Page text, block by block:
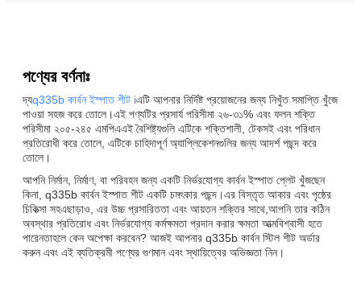
পণ্যের বর্ণনাঃ
দ্যq335b কার্বন ইস্পাত শীট iএটি আপনার নির্দিষ্ট প্রয়োজনের জন্য নিখুঁত সমাপ্তি খুঁজে
পাওয়া সহজ করে তোলে।এই পণ্যটির প্রসার্য পরিসীমা ২৬-৩১% এবং ফলন শক্তি
পরিসীমা ২০৫-২৪৫ এমপিএএই বৈশিষ্ট্যগুলি এটিকে শক্তিশালী, টেকসই এবং পরিধান
প্রতিরোধী করে তোলে, এটিকে চাহিদাপূর্ণ অ্যাপ্লিকেশনগুলির জন্য আদর্শ পছন্দ করে
তোলে।
আপনি নির্মান, নির্মাণ, বা পরিবহন জন্য একটি নির্ভরযোগ্য কার্বন ইস্পাত প্লেট খুঁজছেন
কিনা, q335b কার্বন ইস্পাত শীট একটি চমৎকার পছন্দ।এর বিস্তৃত আকার এবং পৃষ্ঠের
চিকিত্সা সহএছাড়াও, এর উচ্চ প্রসারিততা এবং আয়তন শক্তির সাথে,আপনি তার কঠিন
অবস্থার প্রতিরোধ এবং নির্ভরযোগ্য কর্মক্ষমতা প্রদান করার ক্ষমতা আত্মবিশ্বাসী হতে
পারেনতাহলে কেন অপেক্ষা করবেন? আজই আপনার q335b কার্বন স্টিল শীট অর্ডার
করুন এবং এই ব্যতিক্রমী পণ্যের গুণমান এবং স্থায়িত্বের অভিজ্ঞতা নিন।